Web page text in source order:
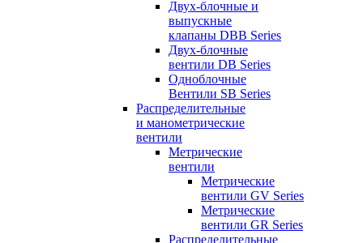
Двух-блочные и
выпускные
клапаны DBB Series
Двух-блочные
вентили DB Series
Одноблочные
Вентили SB Series
Распределительные
и манометрические
вентили
Метрические
вентили
Метрические
вентили GV Series
Метрические
вентили GR Series
Распределительные